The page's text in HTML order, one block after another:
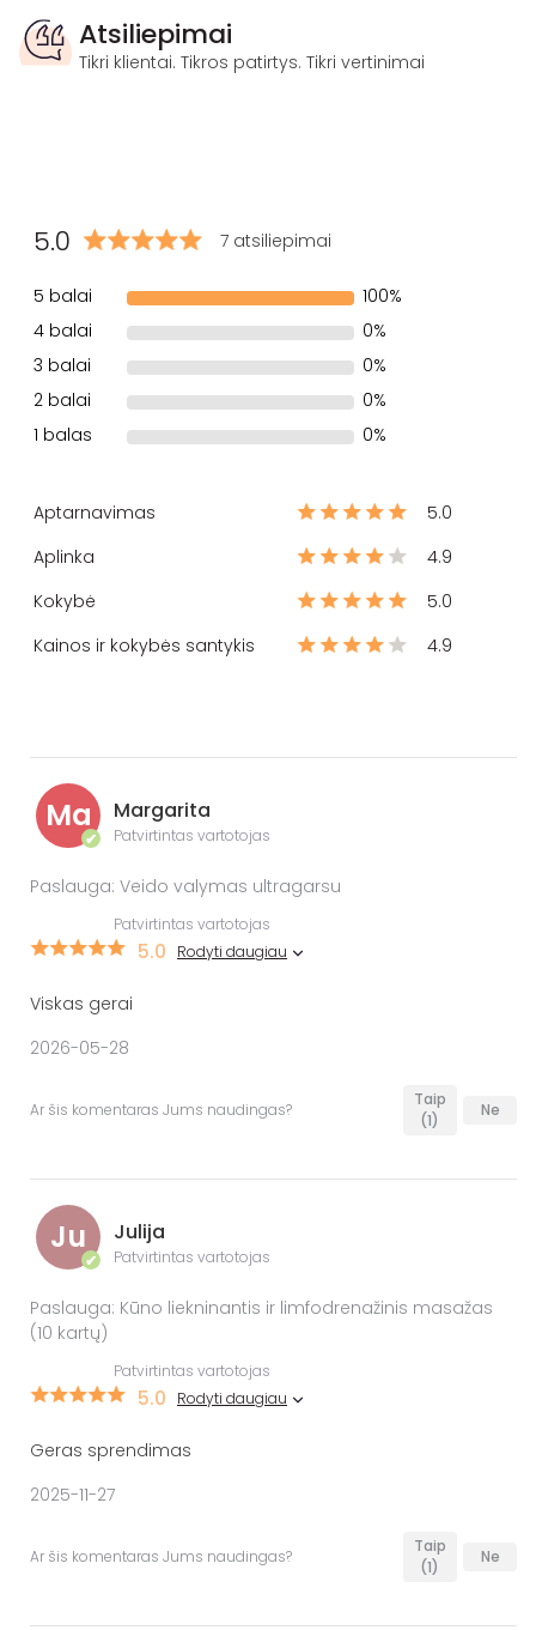
Atsiliepimai
Tikri klientai. Tikros patirtys. Tikri vertinimai
5.0 7 atsiliepimai
5 balai
100%
4 balai
0%
3 balai
0%
2 balai
0%
1 balas
0%
Aptarnavimas
5.0
Aplinka
4.9
Kokybė
5.0
Kainos ir kokybės santykis
4.9
Ma
✔
Margarita
Patvirtintas vartotojas
Paslauga: Veido valymas ultragarsu
Patvirtintas vartotojas
5.0 Rodyti daugiau
Viskas gerai
2026-05-28
Ar šis komentaras Jums naudingas?
Taip
(1)
Ne
Ju
✔
Julija
Patvirtintas vartotojas
Paslauga: Kūno liekninantis ir limfodrenažinis masažas
(10 kartų)
Patvirtintas vartotojas
5.0 Rodyti daugiau
Geras sprendimas
2025-11-27
Ar šis komentaras Jums naudingas?
Taip
(1)
Ne